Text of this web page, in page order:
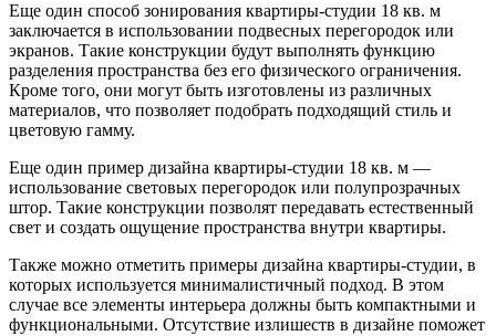
Еще один способ зонирования квартиры-студии 18 кв. м
заключается в использовании подвесных перегородок или
экранов. Такие конструкции будут выполнять функцию
разделения пространства без его физического ограничения.
Кроме того, они могут быть изготовлены из различных
материалов, что позволяет подобрать подходящий стиль и
цветовую гамму.
Еще один пример дизайна квартиры-студии 18 кв. м —
использование световых перегородок или полупрозрачных
штор. Такие конструкции позволят передавать естественный
свет и создать ощущение пространства внутри квартиры.
Также можно отметить примеры дизайна квартиры-студии, в
которых используется минималистичный подход. В этом
случае все элементы интерьера должны быть компактными и
функциональными. Отсутствие излишеств в дизайне поможет